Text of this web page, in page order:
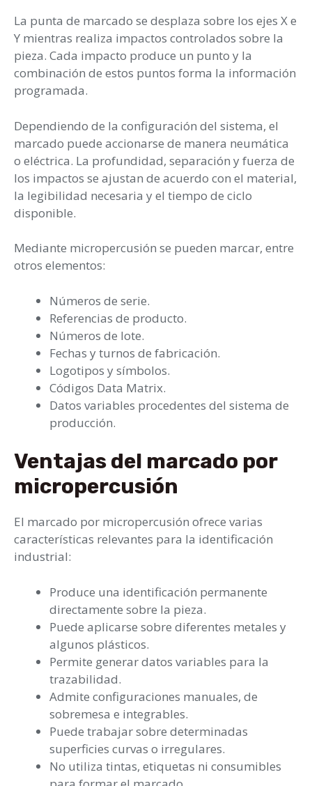
La punta de marcado se desplaza sobre los ejes X e
Y mientras realiza impactos controlados sobre la
pieza. Cada impacto produce un punto y la
combinación de estos puntos forma la información
programada.
Dependiendo de la configuración del sistema, el
marcado puede accionarse de manera neumática
o eléctrica. La profundidad, separación y fuerza de
los impactos se ajustan de acuerdo con el material,
la legibilidad necesaria y el tiempo de ciclo
disponible.
Mediante micropercusión se pueden marcar, entre
otros elementos:
Números de serie.
Referencias de producto.
Números de lote.
Fechas y turnos de fabricación.
Logotipos y símbolos.
Códigos Data Matrix.
Datos variables procedentes del sistema de
producción.
Ventajas del marcado por
micropercusión
El marcado por micropercusión ofrece varias
características relevantes para la identificación
industrial:
Produce una identificación permanente
directamente sobre la pieza.
Puede aplicarse sobre diferentes metales y
algunos plásticos.
Permite generar datos variables para la
trazabilidad.
Admite configuraciones manuales, de
sobremesa e integrables.
Puede trabajar sobre determinadas
superficies curvas o irregulares.
No utiliza tintas, etiquetas ni consumibles